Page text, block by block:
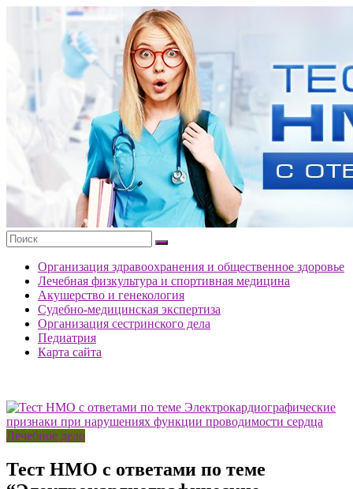
содержимому
портала
ответами
Организация здравоохранения и общественное здоровье
Лечебная физкультура и спортивная медицина
Акушерство и генекология
Судебно-медицинская экспертиза
Организация сестринского дела
Педиатрия
Карта сайта
Лечебное дело
Тест НМО с ответами по теме